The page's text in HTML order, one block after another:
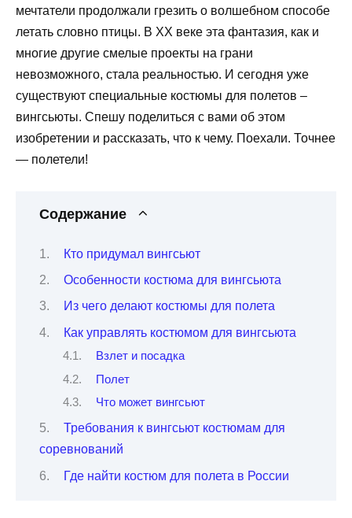
мечтатели продолжали грезить о волшебном способе
летать словно птицы. В XX веке эта фантазия, как и
многие другие смелые проекты на грани
невозможного, стала реальностью. И сегодня уже
существуют специальные костюмы для полетов –
вингсьюты. Спешу поделиться с вами об этом
изобретении и рассказать, что к чему. Поехали. Точнее
— полетели!
Содержание
Кто придумал вингсьют
Особенности костюма для вингсьюта
Из чего делают костюмы для полета
Как управлять костюмом для вингсьюта
Взлет и посадка
Полет
Что может вингсьют
Требования к вингсьют костюмам для
соревнований
Где найти костюм для полета в России